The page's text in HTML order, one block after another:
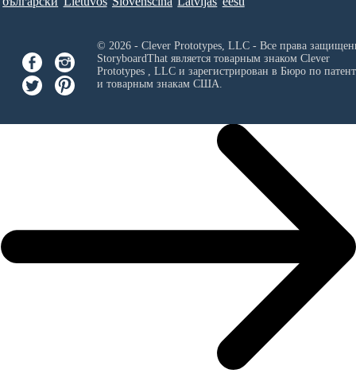
© 2026 - Clever Prototypes, LLC - Все права
StoryboardThat является товарным знаком Clever
Prototypes , LLCи зарегистрирован в Бюро по
и товарным знакам США.